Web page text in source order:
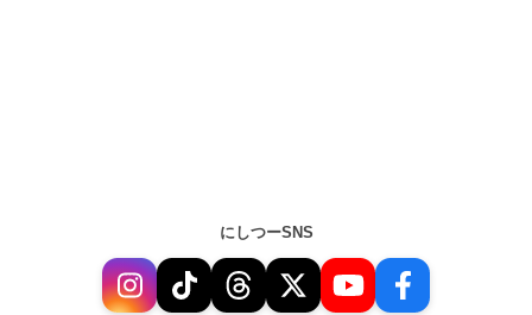
にしつーSNS